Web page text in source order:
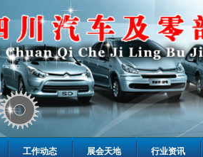
工作动态 展会天地 行业资讯